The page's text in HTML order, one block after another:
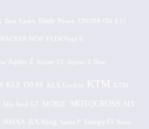
CB150R Old K15
NEW F1ZR/Vega R
Jupiter Z
KLX 150 BF KLX Gordon KTM KTM
Mio Soul GT MOBIL MOTOCROSS MX
NMAX RX King Satria F Scoopy FI Sonic